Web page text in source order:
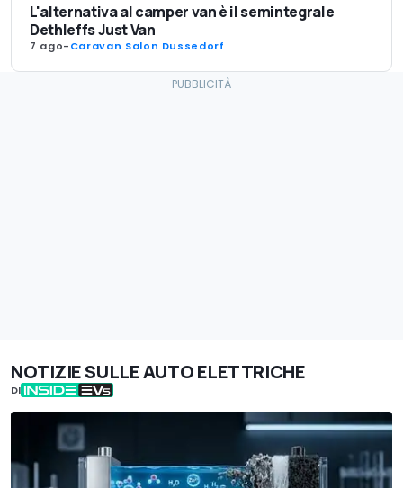
L'alternativa al camper van è il semintegrale
Dethleffs Just Van
7 ago-Caravan Salon Dussedorf
NOTIZIE SULLE AUTO ELETTRICHE
DI